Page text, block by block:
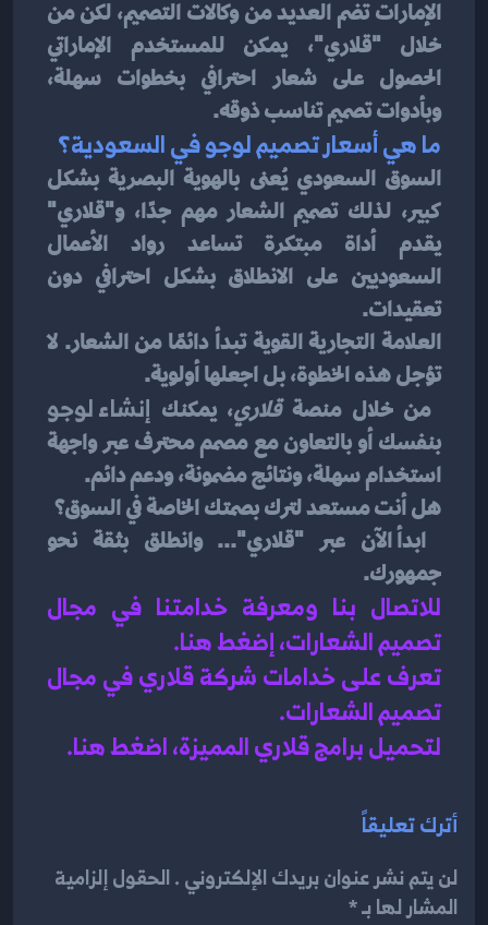
وبأدوات تصميم تناسب ذوقه.
ما هي أسعار تصميم لوجو في السعودية؟
تعقيدات.
العلامة التجارية القوية تبدأ دائمًا من الشعار. لا
تؤجل هذه الخطوة، بل اجعلها أولوية.
من خلال منصة قلاري، يمكنك إنشاء لوجو
استخدام سهلة، ونتائج مضمونة، ودعم دائم.
هل أنت مستعد لترك بصمتك الخاصة في السوق؟
جمهورك.
تصميم الشعارات، إضغط هنا.
تصميم الشعارات.
لتحميل برامج قلاري المميزة، اضغط هنا.
أترك تعليقاً
لن يتم نشر عنوان بريدك الإلكتروني . الحقول إلزامية
المشار لها بـ *